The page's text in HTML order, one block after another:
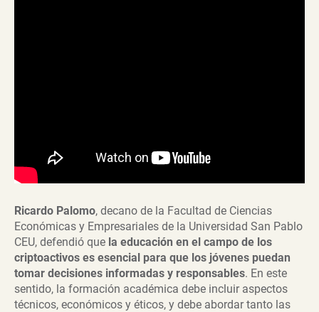
Ricardo Palomo, decano de la Facultad de Ciencias
Económicas y Empresariales de la Universidad San Pablo
CEU, defendió que la educación en el campo de los
criptoactivos es esencial para que los jóvenes puedan
tomar decisiones informadas y responsables. En este
sentido, la formación académica debe incluir aspectos
técnicos, económicos y éticos, y debe abordar tanto las